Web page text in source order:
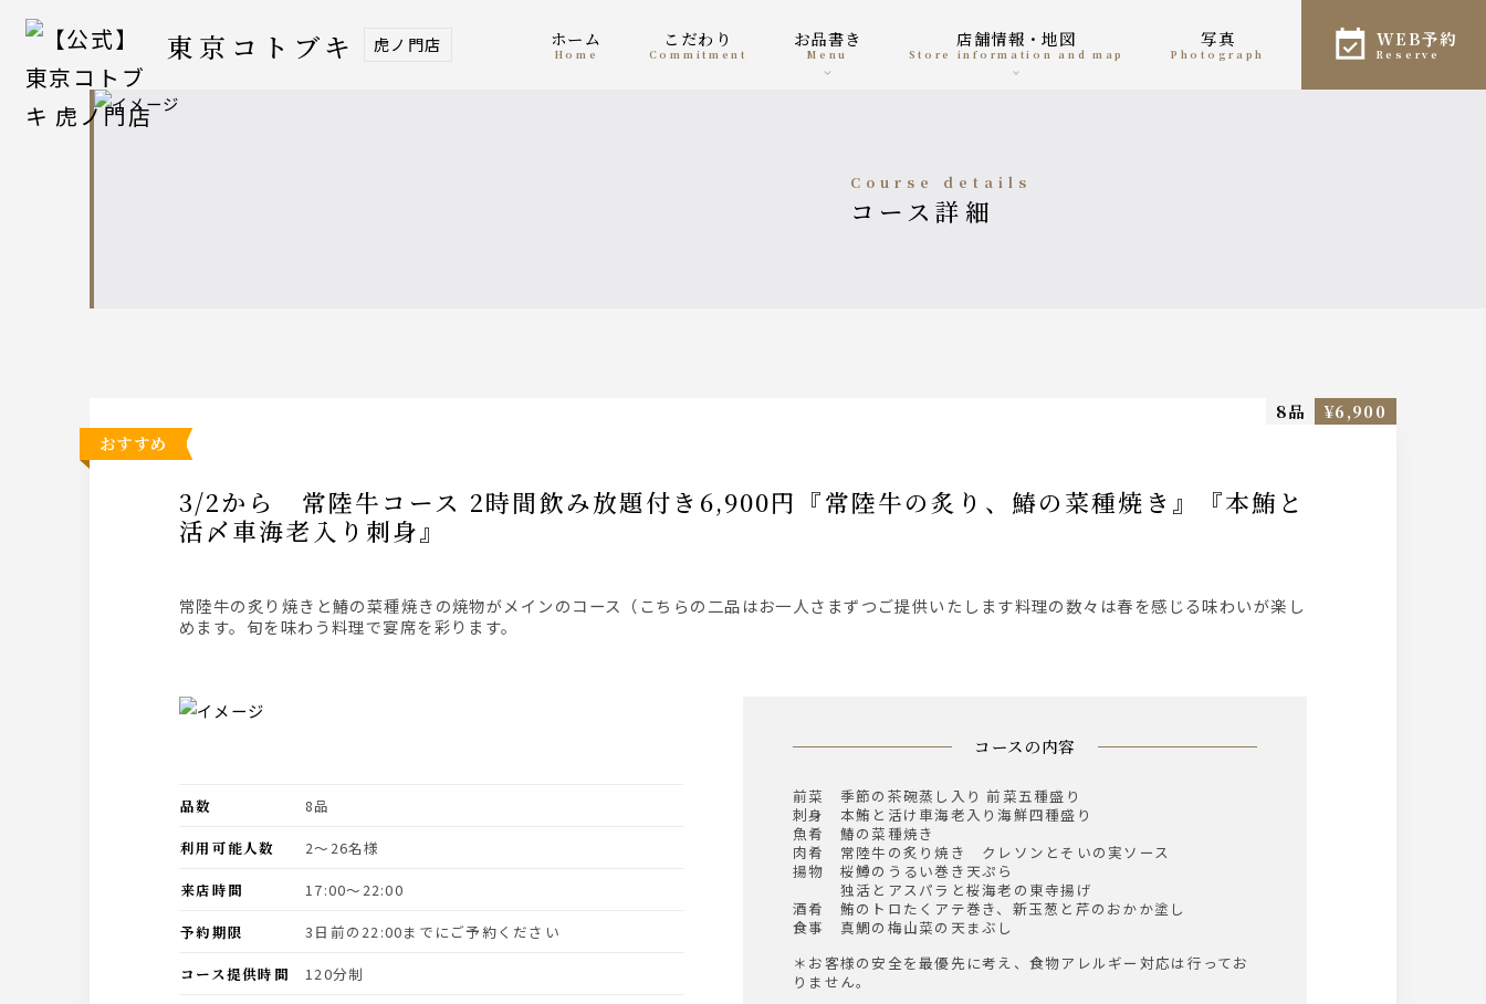
東京コトブキ 虎ノ門店 ホーム
home
こだわり
Commitment
お品書き
menu
店舗情報・地図
Store information and map
写真
photograph
WEB予約
reserve
course details
コース詳細
おすすめ
3/2から 常陸牛コース 2時間飲み放題付き6,900円『常陸牛の炙り、鰆の菜種焼き』『本鮪と
活〆車海老入り刺身』
常陸牛の炙り焼きと鰆の菜種焼きの焼物がメインのコース（こちらの二品はお一人さまずつご提供いたします料理の数々は春を感じる味わいが楽し
めます。旬を味わう料理で宴席を彩ります。
8品 ¥6,900
コースの内容
前菜 季節の茶碗蒸し入り 前菜五種盛り
刺身 本鮪と活け車海老入り海鮮四種盛り
魚肴 鰆の菜種焼き
肉肴 常陸牛の炙り焼き クレソンとそいの実ソース
揚物 桜鱒のうるい巻き天ぷら
独活とアスパラと桜海老の東寺揚げ
酒肴 鮪のトロたくアテ巻き、新玉葱と芹のおかか塗し
食事 真鯛の梅山菜の天まぶし
＊お客様の安全を最優先に考え、食物アレルギー対応は行ってお
りません。
品数
8品
利用可能人数
2〜26名様
来店時間
17:00〜22:00
予約期限
3日前の22:00までにご予約ください
コース提供時間
120分制